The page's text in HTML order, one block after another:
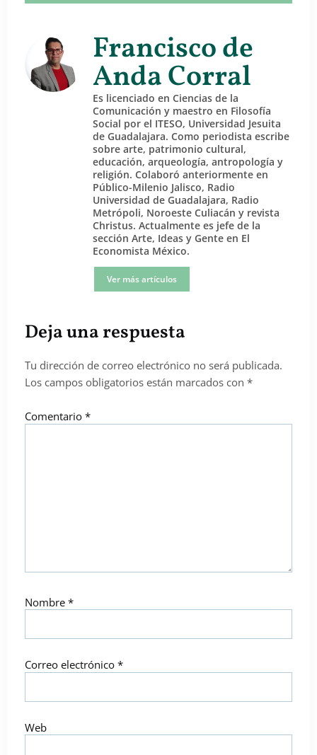
Francisco de
Anda Corral
Es licenciado en Ciencias de la
Comunicación y maestro en Filosofía
Social por el ITESO, Universidad Jesuita
de Guadalajara. Como periodista escribe
sobre arte, patrimonio cultural,
educación, arqueología, antropología y
religión. Colaboró anteriormente en
Público-Milenio Jalisco, Radio
Universidad de Guadalajara, Radio
Metrópoli, Noroeste Culiacán y revista
Christus. Actualmente es jefe de la
sección Arte, Ideas y Gente en El
Economista México.
Ver más artículos
Deja una respuesta
Tu dirección de correo electrónico no será publicada.
Los campos obligatorios están marcados con *
Comentario *
Nombre *
Correo electrónico *
Web